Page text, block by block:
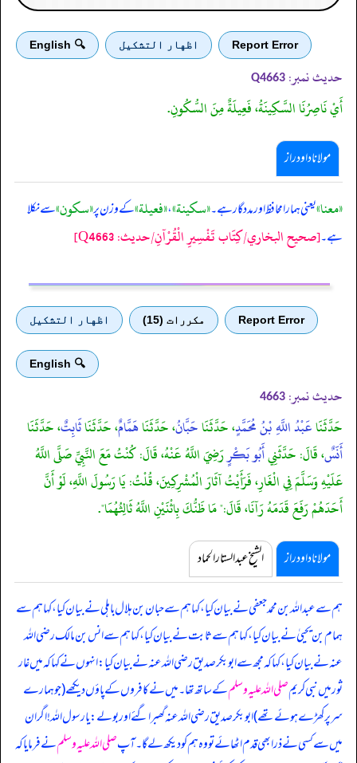
Report Error اظهار التشكيل 🔍 English
حدیث نمبر: Q4663
أَيْ نَاصِرُنَا السَّكِينَةُ، فَعِيلَةٌ مِنَ السُّكُونِ.
مولانا داود راز
«معنا»یعنی ہمارا محافظ اور مددگار ہے۔«سكينة»،«فعيلة»کے وزن پر«سكون»سے نکلا
ہے۔[صحيح البخاري/كِتَاب تَفْسِيرِ الْقُرْآنِ/حدیث: Q4663]
Report Error مكررات (15) اظهار التشكيل
🔍 English
حدیث نمبر: 4663
حَدَّثَنَاعَبْدُ اللَّهِ بْنُ مُحَمَّدٍ، حَدَّثَنَاحَبَّانُ، حَدَّثَنَاهَمَّامٌ، حَدَّثَنَاثَابِتٌ، حَدَّثَنَا
أَنَسٌ، قَالَ: حَدَّثَنِيأَبُو بَكْرٍرَضِيَ اللَّهُ عَنْهُ، قَالَ: كُنْتُ مَعَ النَّبِيِّ صَلَّى اللَّهُ
عَلَيْهِ وَسَلَّمَ فِي الْغَارِ، فَرَأَيْتُ آثَارَ الْمُشْرِكِينَ، قُلْتُ: يَا رَسُولَ اللَّهِ، لَوْ أَنَّ
أَحَدَهُمْ رَفَعَ قَدَمَهُ رَآنَا، قَالَ:" مَا ظَنُّكَ بِاثْنَيْنِ اللَّهُ ثَالِثُهُمَا".
مولانا داود راز الشیخ عبدالستار الحماد
ہم سے عبداللہ بن محمد جعفی نے بیان کیا، کہا ہم سے حبان بن ہلال باہلی نے بیان کیا، کہا ہم سے
ہمام بن یحییٰ نے بیان کیا، کہا ہم سے ثابت نے بیان کیا، کہا ہم سے انس بن مالک رضی اللہ
عنہ نے بیان کیا، کہا کہمجھ سے ابوبکر صدیق رضی اللہ عنہ نے بیان کیا: انہوں نے کہا کہ میں غار
ثور میں نبی کریمصلی اللہ علیہ وسلمکے ساتھ تھا۔ میں نے کافروں کے پاؤں دیکھے (جو ہمارے
سر پر کھڑے ہوئے تھے) ابوبکر صدیق رضی اللہ عنہ گھبرا گئے اور بولے: یا رسول اللہ! اگر ان
میں سے کسی نے ذرا بھی قدم اٹھائے تو وہ ہم کو دیکھ لے گا۔ آپصلی اللہ علیہ وسلمنے فرمایا کہ